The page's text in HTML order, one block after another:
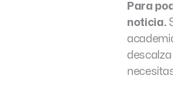
Para
noticia.
descalza